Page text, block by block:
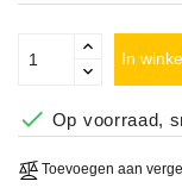
OPRUIMING
DEMONSTRATIES
&
In
 Op voorraad,
Toevoegen aan